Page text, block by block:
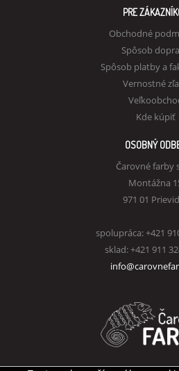
PRE
Obchodné
Spôsob
Spôsob platby a
Vernostné
Kde kúpiť
OSOBNÝ
Čarovné farby
Montážna
971 01
spolupráca: +421
sklad: +421 911